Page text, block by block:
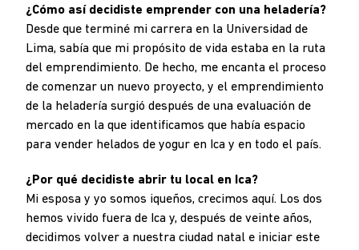
¿Cómo así decidiste emprender con una heladería?
Desde que terminé mi carrera en la Universidad de
Lima, sabía que mi propósito de vida estaba en la ruta
del emprendimiento. De hecho, me encanta el proceso
de comenzar un nuevo proyecto, y el emprendimiento
de la heladería surgió después de una evaluación de
mercado en la que identificamos que había espacio
para vender helados de yogur en Ica y en todo el país.
¿Por qué decidiste abrir tu local en Ica?
Mi esposa y yo somos iqueños, crecimos aquí. Los dos
hemos vivido fuera de Ica y, después de veinte años,
decidimos volver a nuestra ciudad natal e iniciar este